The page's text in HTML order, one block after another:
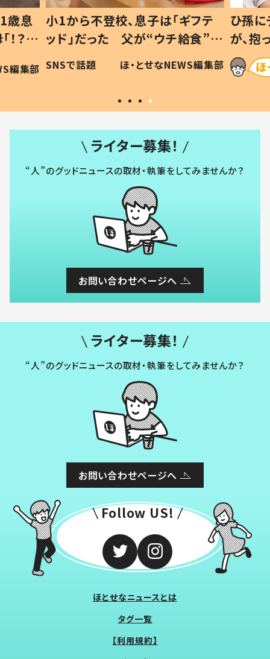
歳息
？」
編集部
小1から不登校、息子は「ギフテ
ッド」だった 父が“ウチ給食”を
作り続ける理由とは #令和の親
#令和の子
SNSで話題 ほ・とせなNEWS編集部
ひ孫
が、
「涙が
い」
ライター募集！
“人”のグッドニュースの取材・執筆をしてみませんか？
お問い合わせページへ
ライター募集！
“人”のグッドニュースの取材・執筆をしてみませんか？
お問い合わせページへ
Follow US!
ほとせなニュースとは
タグ一覧
【利用規約】